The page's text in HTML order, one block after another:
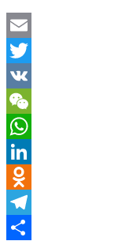
Email
Twitter
VK
WeChat
WhatsApp
LinkedIn
Odnoklassniki
Telegram